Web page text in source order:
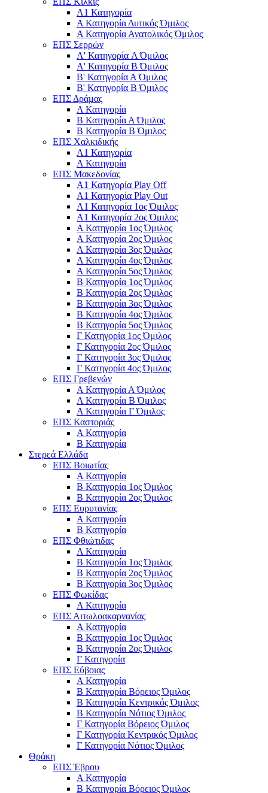
Α1 Κατηγορία
Α Κατηγορία Δυτικός Όμιλος
Α Κατηγορία Ανατολικός Όμιλος
ΕΠΣ Σερρών
Α' Κατηγορία A Όμιλος
Α' Κατηγορία Β Όμιλος
Β' Κατηγορία Α Όμιλος
Β' Κατηγορία Β Όμιλος
ΕΠΣ Δράμας
Α Κατηγορία
Β Κατηγορία Α Όμιλος
Β Κατηγορία Β Όμιλος
ΕΠΣ Χαλκιδικής
Α1 Κατηγορία
Α Κατηγορία
ΕΠΣ Μακεδονίας
Α1 Κατηγορία Play Off
Α1 Κατηγορία Play Out
Α1 Κατηγορία 1ος Όμιλος
Α1 Κατηγορία 2ος Όμιλος
Α Κατηγορία 1ος Όμιλος
Α Κατηγορία 2ος Όμιλος
Α Κατηγορία 3ος Όμιλος
Α Κατηγορία 4ος Όμιλος
Α Κατηγορία 5ος Όμιλος
Β Κατηγορία 1ος Όμιλος
Β Κατηγορία 2ος Όμιλος
Β Κατηγορία 3ος Όμιλος
Β Κατηγορία 4ος Όμιλος
Β Κατηγορία 5ος Όμιλος
Γ Κατηγορία 1ος Όμιλος
Γ Κατηγορία 2ος Όμιλος
Γ Κατηγορία 3ος Όμιλος
Γ Κατηγορία 4ος Όμιλος
ΕΠΣ Γρεβενών
Α Κατηγορία Α Όμιλος
Α Κατηγορία B Όμιλος
Α Κατηγορία Γ Όμιλος
ΕΠΣ Καστοριάς
Α Κατηγορία
Β Κατηγορία
Στερεά Ελλάδα
ΕΠΣ Βοιωτίας
Α Κατηγορία
Β Κατηγορία 1ος Όμιλος
Β Κατηγορία 2ος Όμιλος
ΕΠΣ Ευρυτανίας
Α Κατηγορία
Β Κατηγορία
ΕΠΣ Φθιώτιδας
Α Κατηγορία
Β Κατηγορία 1ος Όμιλος
Β Κατηγορία 2ος Όμιλος
Β Κατηγορία 3ος Όμιλος
ΕΠΣ Φωκίδας
Α Κατηγορία
ΕΠΣ Αιτωλοακαρνανίας
Α Κατηγορία
Β Κατηγορία 1ος Όμιλος
Β Κατηγορία 2ος Όμιλος
Γ Κατηγορία
ΕΠΣ Εύβοιας
Α Κατηγορία
Β Κατηγορία Βόρειος Όμιλος
Β Κατηγορία Κεντρικός Όμιλος
Β Κατηγορία Νότιος Όμιλος
Γ Κατηγορία Βόρειος Όμιλος
Γ Κατηγορία Κεντρικός Όμιλος
Γ Κατηγορία Νότιος Όμιλος
Θράκη
ΕΠΣ Έβρου
Α Κατηγορία
Β Κατηγορία Βόρειος Όμιλος